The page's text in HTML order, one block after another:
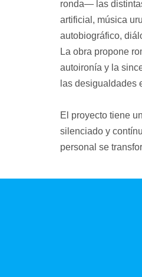
ronda— las
artificial, música
autobiográfico,
La obra propone
autoironía y la
las desigualdades
El proyecto tiene
silenciado y
personal se